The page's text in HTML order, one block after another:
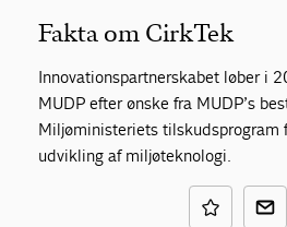
Fakta om CirkTek
Innovationspartnerskabet løber i
MUDP efter ønske fra MUDP’s
Miljøministeriets tilskudsprogram
udvikling af miljøteknologi.